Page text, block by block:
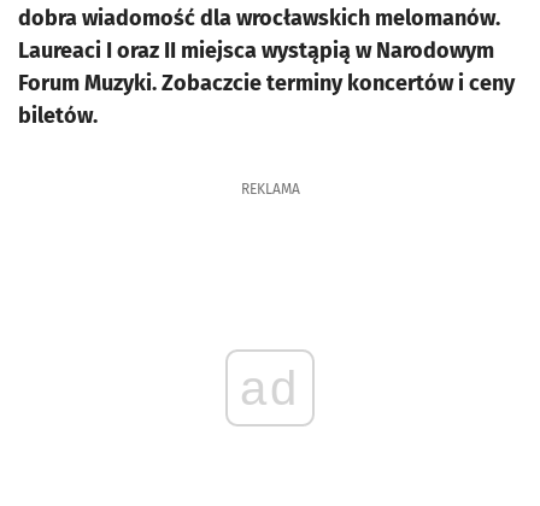
dobra wiadomość dla wrocławskich melomanów.
Laureaci I oraz II miejsca wystąpią w Narodowym
Forum Muzyki. Zobaczcie terminy koncertów i ceny
biletów.
REKLAMA
ad